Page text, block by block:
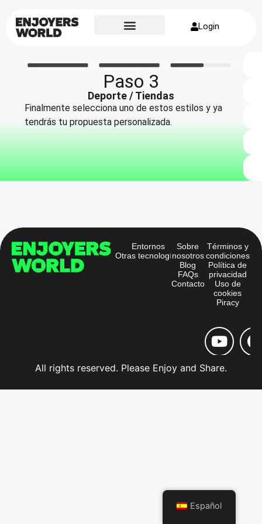
Login
Paso 3
Deporte / Tiendas
Finalmente selecciona uno de estos estilos y ya
tendrás tu propuesta personalizada.
Entornos
Otras tecnologías
Sobre
nosotros
Blog
FAQs
Contacto
Términos y
condiciones
Política de
privacidad
Uso de
cookies
Piracy
All rights reserved. Please Enjoy and Share.
Español